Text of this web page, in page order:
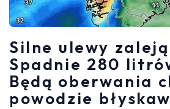
Silne ulewy
Spadnie 280
Będą oberwania
powodzie